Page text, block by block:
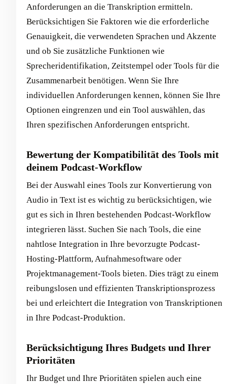
Anforderungen an die Transkription ermitteln.
Berücksichtigen Sie Faktoren wie die erforderliche
Genauigkeit, die verwendeten Sprachen und Akzente
und ob Sie zusätzliche Funktionen wie
Sprecheridentifikation, Zeitstempel oder Tools für die
Zusammenarbeit benötigen. Wenn Sie Ihre
individuellen Anforderungen kennen, können Sie Ihre
Optionen eingrenzen und ein Tool auswählen, das
Ihren spezifischen Anforderungen entspricht.
Bewertung der Kompatibilität des Tools mit
deinem Podcast-Workflow
Bei der Auswahl eines Tools zur Konvertierung von
Audio in Text ist es wichtig zu berücksichtigen, wie
gut es sich in Ihren bestehenden Podcast-Workflow
integrieren lässt. Suchen Sie nach Tools, die eine
nahtlose Integration in Ihre bevorzugte Podcast-
Hosting-Plattform, Aufnahmesoftware oder
Projektmanagement-Tools bieten. Dies trägt zu einem
reibungslosen und effizienten Transkriptionsprozess
bei und erleichtert die Integration von Transkriptionen
in Ihre Podcast-Produktion.
Berücksichtigung Ihres Budgets und Ihrer
Prioritäten
Ihr Budget und Ihre Prioritäten spielen auch eine